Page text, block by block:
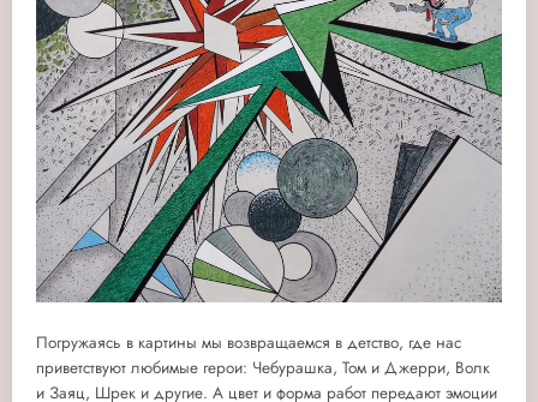
Погружаясь в картины мы возвращаемся в детство, где нас
приветствуют любимые герои: Чебурашка, Том и Джерри, Волк
и Заяц, Шрек и другие. А цвет и форма работ передают эмоции